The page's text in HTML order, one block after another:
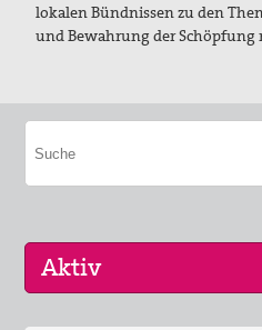
lokalen Bündnissen zu den
und Bewahrung der Schöpfung